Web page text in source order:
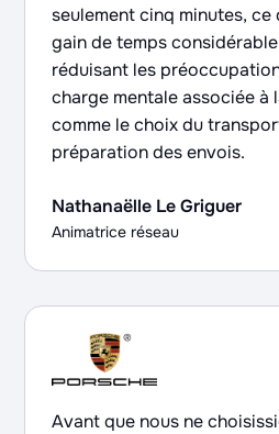
seulement cinq minutes,
gain de temps
réduisant les
charge mentale associée à
comme le choix du
préparation des envois.
Nathanaëlle Le Griguer
Animatrice réseau
Avant que nous ne